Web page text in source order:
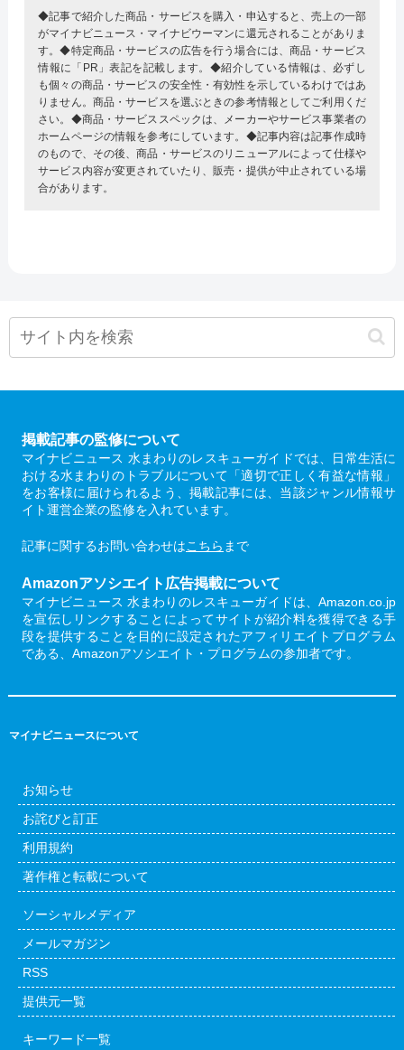
◆記事で紹介した商品・サービスを購入・申込すると、売上の一部
がマイナビニュース・マイナビウーマンに還元されることがありま
す。◆特定商品・サービスの広告を行う場合には、商品・サービス
情報に「PR」表記を記載します。◆紹介している情報は、必ずし
も個々の商品・サービスの安全性・有効性を示しているわけではあ
りません。商品・サービスを選ぶときの参考情報としてご利用くだ
さい。◆商品・サービススペックは、メーカーやサービス事業者の
ホームページの情報を参考にしています。◆記事内容は記事作成時
のもので、その後、商品・サービスのリニューアルによって仕様や
サービス内容が変更されていたり、販売・提供が中止されている場
合があります。
掲載記事の監修について
マイナビニュース 水まわりのレスキューガイドでは、日常生活に
おける水まわりのトラブルについて「適切で正しく有益な情報」
をお客様に届けられるよう、掲載記事には、当該ジャンル情報サ
イト運営企業の監修を入れています。
記事に関するお問い合わせはこちら まで
Amazonアソシエイト広告掲載について
マイナビニュース 水まわりのレスキューガイドは、Amazon.co.jp
を宣伝しリンクすることによってサイトが紹介料を獲得できる手
段を提供することを目的に設定されたアフィリエイトプログラム
である、Amazonアソシエイト・プログラムの参加者です。
マイナビニュースについて
お知らせ
お詫びと訂正
利用規約
著作権と転載について
ソーシャルメディア
メールマガジン
RSS
提供元一覧
キーワード一覧